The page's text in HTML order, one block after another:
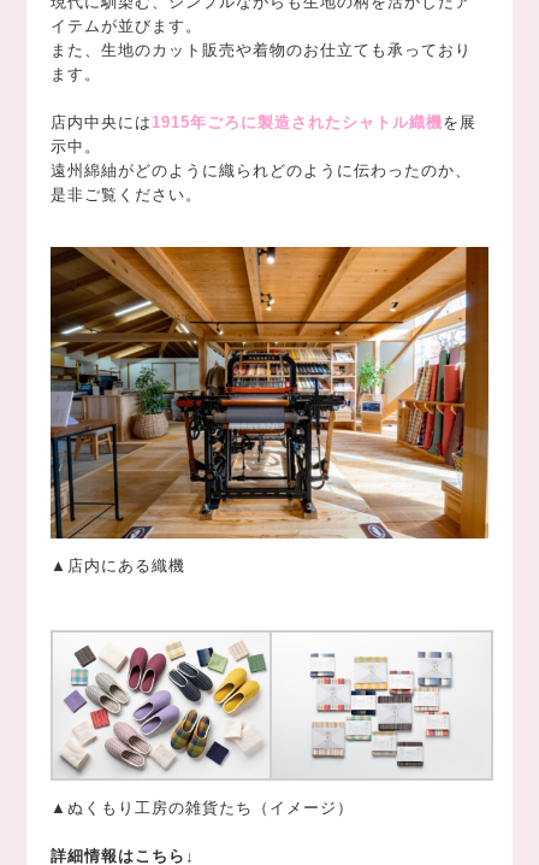
イテムが並びます。
また、生地のカット販売や着物のお仕立ても承っており
ます。
店内中央には 1915年ごろに製造されたシャトル織機を展
示中。
遠州綿紬がどのように織られどのように伝わったのか、
是非ご覧ください。
▲店内にある織機
▲ぬくもり工房の雑貨たち（イメージ）
詳細情報はこちら↓